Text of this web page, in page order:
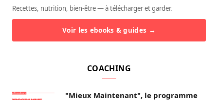
Recettes, nutrition, bien-être — à télécharger et garder.
Voir les ebooks & guides →
COACHING
"Mieux Maintenant", le programme